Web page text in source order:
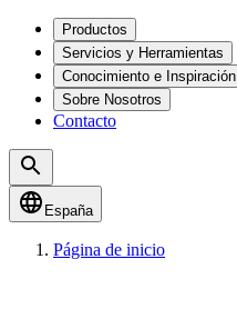
Productos
Servicios y Herramientas
Conocimiento e Inspiración
Sobre Nosotros
Contacto
España
Página de inicio